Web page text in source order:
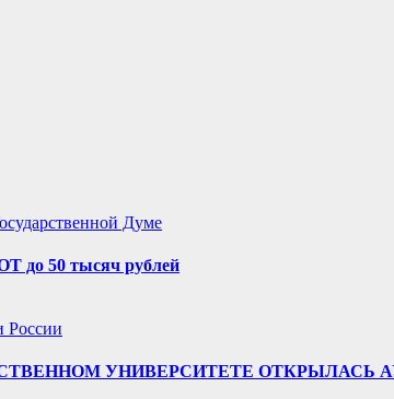
Думе
до 50 тысяч рублей
России
УНИВЕРСИТЕТЕ